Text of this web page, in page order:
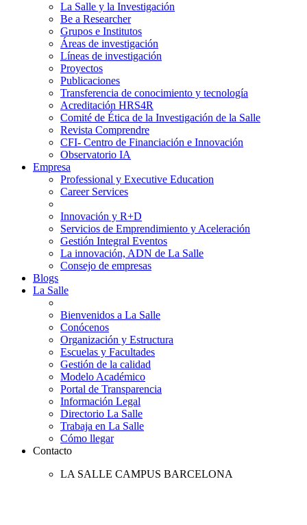
La Salle y la Investigación
Be a Researcher
Grupos e Institutos
Áreas de investigación
Líneas de investigación
Proyectos
Publicaciones
Transferencia de conocimiento y tecnología
Acreditación HRS4R
Comité de Ética de la Investigación de la Salle
Revista Comprendre
CFI- Centro de Financiación e Innovación
Observatorio IA
Empresa
Professional y Executive Education
Career Services
Innovación y R+D
Servicios de Emprendimiento y Aceleración
Gestión Integral Eventos
La innovación, ADN de La Salle
Consejo de empresas
Blogs
La Salle
Bienvenidos a La Salle
Conócenos
Organización y Estructura
Escuelas y Facultades
Gestión de la calidad
Modelo Académico
Portal de Transparencia
Información Legal
Directorio La Salle
Trabaja en La Salle
Cómo llegar
Contacto
LA SALLE CAMPUS BARCELONA